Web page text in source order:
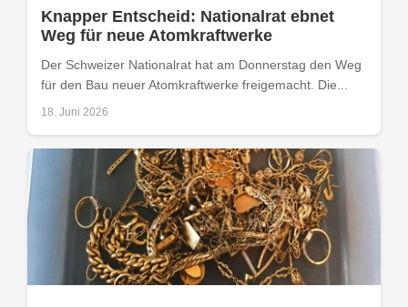
Knapper Entscheid: Nationalrat ebnet
Weg für neue Atomkraftwerke
Der Schweizer Nationalrat hat am Donnerstag den Weg
für den Bau neuer Atomkraftwerke freigemacht. Die...
18. Juni 2026